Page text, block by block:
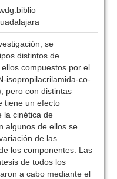
se
distintos de
compuestos por el
isopropilacrilamida-co-
pero con distintas
tiene un efecto
la cinética de
algunos de ellos se
de las
los componentes. Las
de todos los
a cabo mediante el